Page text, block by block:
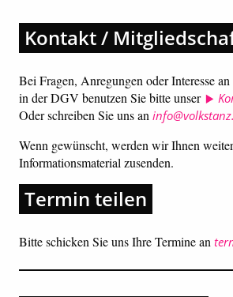
Kontakt /
Bei Fragen, Anregungen oder Interesse
in der DGV benutzen Sie bitte unser
Oder schreiben Sie uns an
Wenn gewünscht, werden wir Ihnen
Informationsmaterial zusenden.
Termin teilen
Bitte schicken Sie uns Ihre Termine an